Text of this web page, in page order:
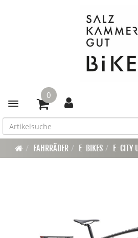
Toggle navigation
0
FAHRRÄDER E-BIKES E-CITY